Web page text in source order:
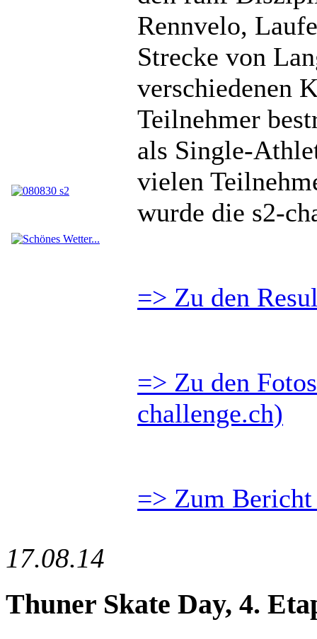
Rennvelo,
Strecke von
verschiedenen
Teilnehmer
als Single-
vielen
wurde die s2-
=> Zu den
=> Zu den
challenge.ch)
=> Zum
17.08.14
Thuner Skate Day, 4.